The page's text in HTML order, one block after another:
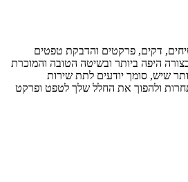
דקים, פרקטים והדבקת טפטים
היפה ביותר ובשיטה הטובה והמוכרת
שיש, סומך יודעים לתת שירות
תחרות ולהפוך את החלל שלך לטפט ופרקט